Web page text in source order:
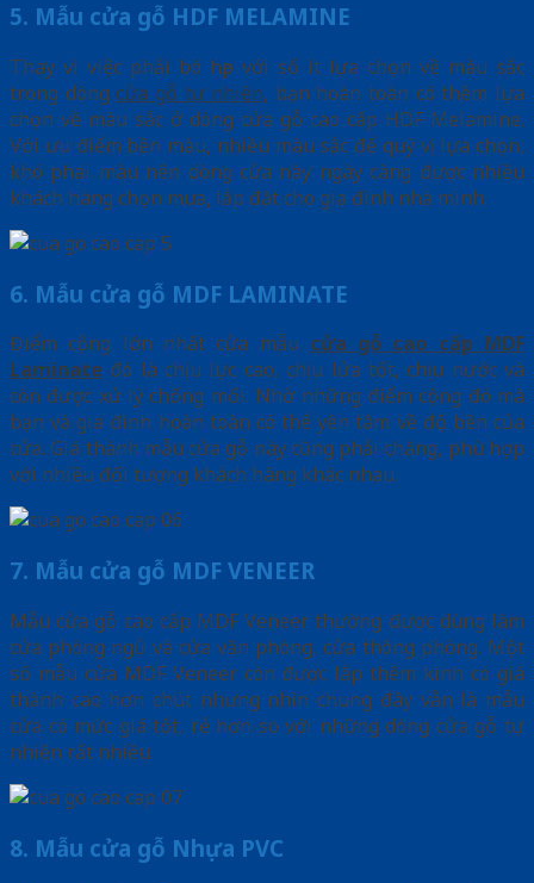
5. Mẫu cửa gỗ HDF MELAMINE
Thay vì việc phải bó hẹp với số ít lựa chọn về màu sắc
trong dòng cửa gỗ tự nhiên, bạn hoàn toàn có thêm lựa
chọn về màu sắc ở dòng cửa gỗ cao cấp HDF Melamine.
Với ưu điểm bền màu, nhiều màu sắc để quý vị lựa chọn,
khó phai màu nên dòng cửa này ngày càng được nhiều
khách hàng chọn mua, lắp đặt cho gia đình nhà mình.
6. Mẫu cửa gỗ MDF LAMINATE
Điểm cộng lớn nhất cửa mẫu cửa gỗ cao cấp MDF
Laminate đó là chịu lực cao, chịu lửa tốt, chịu nước và
còn được xử lý chống mối. Nhờ những điểm cộng đó mà
bạn và gia đình hoàn toàn có thể yên tâm về độ bền của
cửa. Giá thành mẫu cửa gỗ này cũng phải chăng, phù hợp
với nhiều đối tượng khách hàng khác nhau.
7. Mẫu cửa gỗ MDF VENEER
Mẫu cửa gỗ cao cấp MDF Veneer thường được dùng làm
cửa phòng ngủ và cửa văn phòng, cửa thông phòng. Một
số mẫu cửa MDF Veneer còn được lắp thêm kính có giá
thành cao hơn chút nhưng nhìn chung đây vẫn là mẫu
cửa có mức giá tốt, rẻ hơn so với những dòng cửa gỗ tự
nhiên rất nhiều.
8. Mẫu cửa gỗ Nhựa PVC